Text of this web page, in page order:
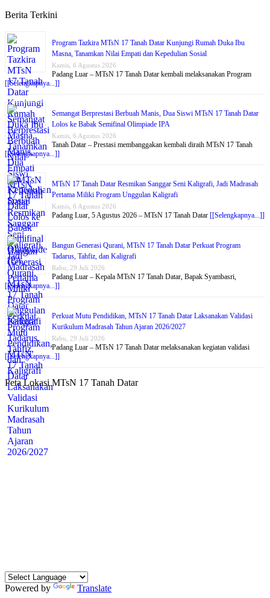
Berita Terkini
Program Tazkira MTsN 17 Tanah Datar Kunjungi Rumah Duka Ibu
Masna, Tanamkan Nilai Empati dan Kepedulian Sosial
Kamis, 6 Agustus 2026
Padang Luar – MTsN 17 Tanah Datar kembali melaksanakan Program
[[Selengkapnya...]]
Semangat Berprestasi Berbuah Manis, Dua Siswi MTsN 17 Tanah Datar
Lolos ke Babak Semifinal Olimpiade IPA
Kamis, 6 Agustus 2026
Tanah Datar – Prestasi membanggakan kembali diraih MTsN 17 Tanah
[[Selengkapnya...]]
MTsN 17 Tanah Datar Resmikan Sanggar Seni Kaligrafi, Jadi Madrasah
Pertama Miliki Program Unggulan Kaligrafi
Kamis, 6 Agustus 2026
Padang Luar, 5 Agustus 2026 – MTsN 17 Tanah Datar [[Selengkapnya...]]
Bangun Generasi Qurani, MTsN 17 Tanah Datar Perkuat Program
Tadarus, Tahfiz, dan Kaligrafi
Rabu, 29 Juli 2026
Padang Luar – Kepala MTsN 17 Tanah Datar, Bapak Syambasri,
[[Selengkapnya...]]
Perkuat Mutu Pendidikan, MTsN 17 Tanah Datar Laksanakan Validasi
Kurikulum Madrasah Tahun Ajaran 2026/2027
Rabu, 29 Juli 2026
Padang Luar – MTsN 17 Tanah Datar melaksanakan kegiatan validasi
[[Selengkapnya...]]
Peta Lokasi MTsN 17 Tanah Datar
Powered by Translate